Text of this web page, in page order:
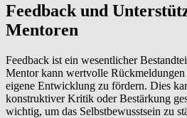
Feedback und
Mentoren
Feedback ist ein wesentlicher
Mentor kann wertvolle
eigene Entwicklung zu fördern. Dies
konstruktiver Kritik oder Bestärkung
wichtig, um das Selbstbewusstsein zu